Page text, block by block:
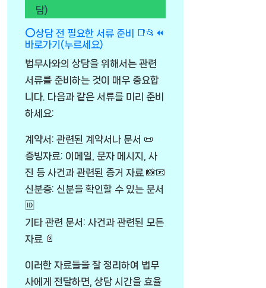
담)
⭕상담 전 필요한 서류 준비 📑📂⏪
바로가기(누르세요)
법무사와의 상담을 위해서는 관련
서류를 준비하는 것이 매우 중요합
니다. 다음과 같은 서류를 미리 준비
하세요:
계약서: 관련된 계약서나 문서 📜
증빙자료: 이메일, 문자 메시지, 사
진 등 사건과 관련된 증거 자료 📸📧
신분증: 신분을 확인할 수 있는 문서
🆔
기타 관련 문서: 사건과 관련된 모든
자료 📄
이러한 자료들을 잘 정리하여 법무
사에게 전달하면, 상담 시간을 효율